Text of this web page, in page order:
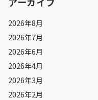
2026年8月
2026年7月
2026年6月
2026年4月
2026年3月
2026年2月